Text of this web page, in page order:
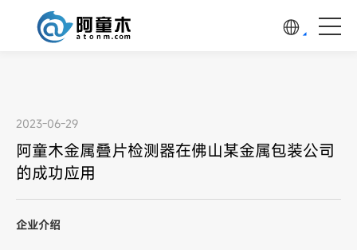
2023-06-29
阿童木金属叠片检测器在佛山某金属包装公司
的成功应用
企业介绍